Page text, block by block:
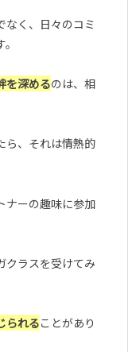
なく、日々のコミ
を深めるのは、相
ら、それは情熱的
ナーの趣味に参加
クラスを受けてみ
られることがあり